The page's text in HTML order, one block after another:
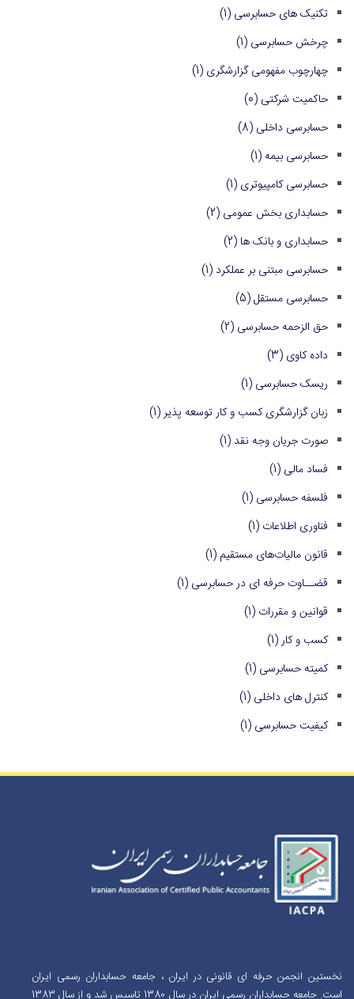
تکنیک های حسابرسی (1)
چرخش حسابرسی (1)
چهارچوب مفهومی گزارشگری (1)
حاکمیت شرکتی (0)
حسابرسی داخلی (8)
حسابرسی بیمه (1)
حسابرسی کامپیوتری (1)
حسابداری بخش عمومی (2)
حسابداری و بانک ها (2)
حسابرسی مبتنی بر عملکرد (1)
حسابرسی مستقل(5)
حق الزحمه حسابرسی (2)
داده کاوی (3)
ریسک حسابرسی (1)
زبان گزارشگری کسب و کار توسعه پذیر(1)
صورت جریان وجه نقد(1)
فساد مالی (1)
فلسفه حسابرسی (1)
فناوری اطلاعات (1)
قانون مالیات‌های مستقیم (1)
قضــاوت حرفه ای در حسابرسی (1)
قوانین و مقررات (1)
کسب و کار(1)
کمیته حسابرسی (1)
کنترل های داخلی (1)
کیفیت حسابرسی (1)
نخستین انجمن حرفه ای قانونی در ایران ، جامعه حسابداران رسمی ایران
است. جامعه حسابداران رسمی ایران در سال 1380 تاسیس شد و از سال 1383